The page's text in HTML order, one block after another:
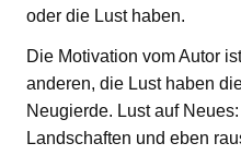
oder die Lust haben.
Die Motivation vom Autor
anderen, die Lust haben
Neugierde. Lust auf
Landschaften und eben